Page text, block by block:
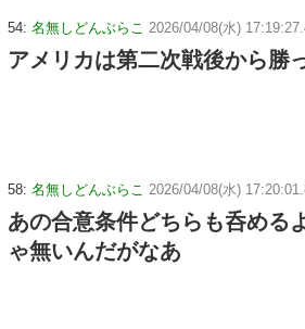
54: 名無しどんぶらこ 2026/04/08(水)
アメリカは第二次戦後から勝
58: 名無しどんぶらこ 2026/04/08(水)
あの合意条件どちらも呑める
ゃ無いんだがなあ